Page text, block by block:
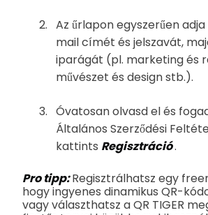
Az űrlapon egyszerűen
mail címét és jelszavát,
iparágát (pl. marketing és
művészet és design stb.).
Óvatosan olvasd el és
Általános Szerződési
kattints Regisztráció.
Pro tipp:Regisztrálhatsz egy
hogy ingyenes dinamikus QR-
vagy választhatsz a QR TIGER